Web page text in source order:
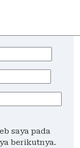
saya pada
berikutnya.